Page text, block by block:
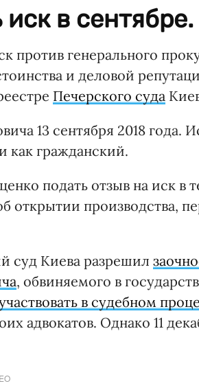
в сентябре.
против генерального
и деловой
Печерского суда
13 сентября 2018 года.
как гражданский.
подать отзыв на иск в
открытии производства,
суд Киева разрешил
, обвиняемого в
в судебном
адвокатов. Однако 11